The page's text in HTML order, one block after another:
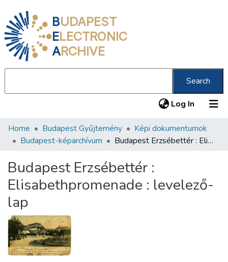
BUDAPEST
ELECTRONIC
ARCHIVE
Search
Log In (current)
Communities & Collections
Statistics
About us
Home Budapest Gyűjtemény
Képi dokumentumok
Budapest-képarchívum
Budapest Erzsébettér : Elisabethpromenade : levelező-lap
Budapest Erzsébettér :
Elisabethpromenade : levelező-
lap